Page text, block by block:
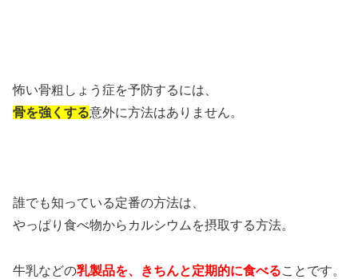
怖い骨粗しょう症を予防するには、
骨を強くする意外に方法はありません。
誰でも知っている定番の方法は、
やっぱり食べ物からカルシウムを摂取する方法。
牛乳などの乳製品を、きちんと定期的に食べることです。